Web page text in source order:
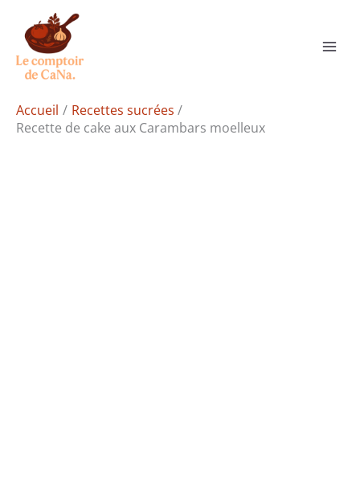
contenu
Accueil
Recettes sucrées
Recette de cake aux Carambars moelleux
Rechercher